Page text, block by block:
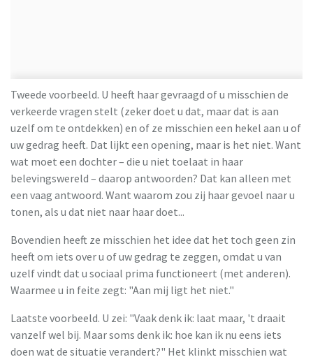
Tweede voorbeeld. U heeft haar gevraagd of u misschien de
verkeerde vragen stelt (zeker doet u dat, maar dat is aan
uzelf om te ontdekken) en of ze misschien een hekel aan u of
uw gedrag heeft. Dat lijkt een opening, maar is het niet. Want
wat moet een dochter – die u niet toelaat in haar
belevingswereld – daarop antwoorden? Dat kan alleen met
een vaag antwoord. Want waarom zou zij haar gevoel naar u
tonen, als u dat niet naar haar doet...
Bovendien heeft ze misschien het idee dat het toch geen zin
heeft om iets over u of uw gedrag te zeggen, omdat u van
uzelf vindt dat u sociaal prima functioneert (met anderen).
Waarmee u in feite zegt: "Aan mij ligt het niet."
Laatste voorbeeld. U zei: "Vaak denk ik: laat maar, 't draait
vanzelf wel bij. Maar soms denk ik: hoe kan ik nu eens iets
doen wat de situatie verandert?" Het klinkt misschien wat